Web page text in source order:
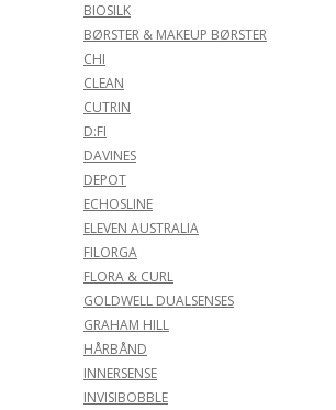
BIOSILK
BØRSTER & MAKEUP BØRSTER
CHI
CLEAN
CUTRIN
D:FI
DAVINES
DEPOT
ECHOSLINE
ELEVEN AUSTRALIA
FILORGA
FLORA & CURL
GOLDWELL DUALSENSES
GRAHAM HILL
HÅRBÅND
INNERSENSE
INVISIBOBBLE
SPAR
50%